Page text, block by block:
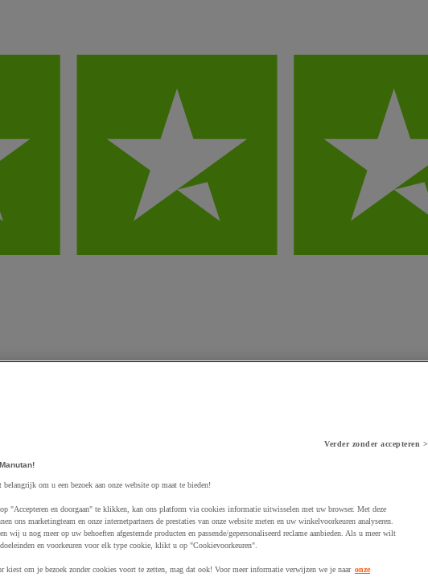
Verder zonder accepteren >
om u een bezoek aan onze website op maat te bieden!
"Accepteren en doorgaan" te klikken, kan ons platform via cookies informatie uitwisselen met uw browser. Met deze
ons marketingteam en onze internetpartners de prestaties van onze website meten en uw winkelvoorkeuren analyseren.
wij u nog meer op uw behoeften afgestemde producten en passende/gepersonaliseerd reclame aanbieden. Als u meer wilt
en voorkeuren voor elk type cookie, klikt u op "Cookievoorkeuren".
kiest om je bezoek zonder cookies voort te zetten, mag dat ook! Voor meer informatie verwijzen we je naar onze